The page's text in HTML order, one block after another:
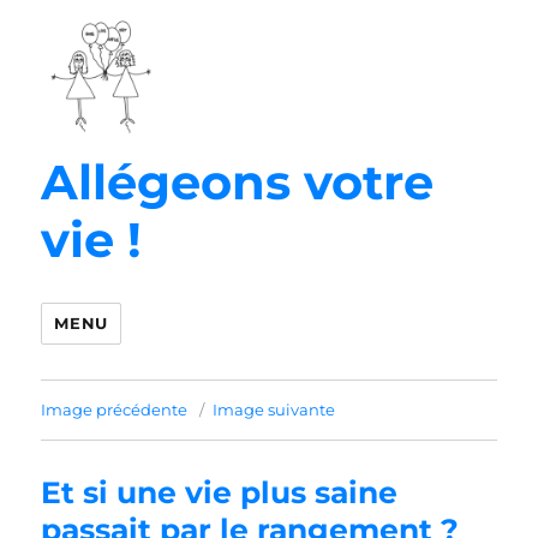
Allégeons votre
vie !
MENU
Image précédente Image suivante
Et si une vie plus saine
passait par le rangement ?